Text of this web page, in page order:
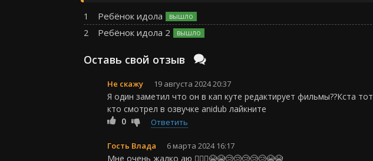
Ребёнок идола
Ребёнок идола 2
Оставь свой отзыв
Не скажу 19 августа 2024 20:37
Я один заметил что он в кап куте редактирует фильмы??Кста тот
кто смотрел в озвучке anidub лайкните
0
Ответить
Гость Влада 6 марта 2024 16:17
Мне очень жалко аю 🙇🏻‍♀️😭😭😢😢😢😢😢😭😭